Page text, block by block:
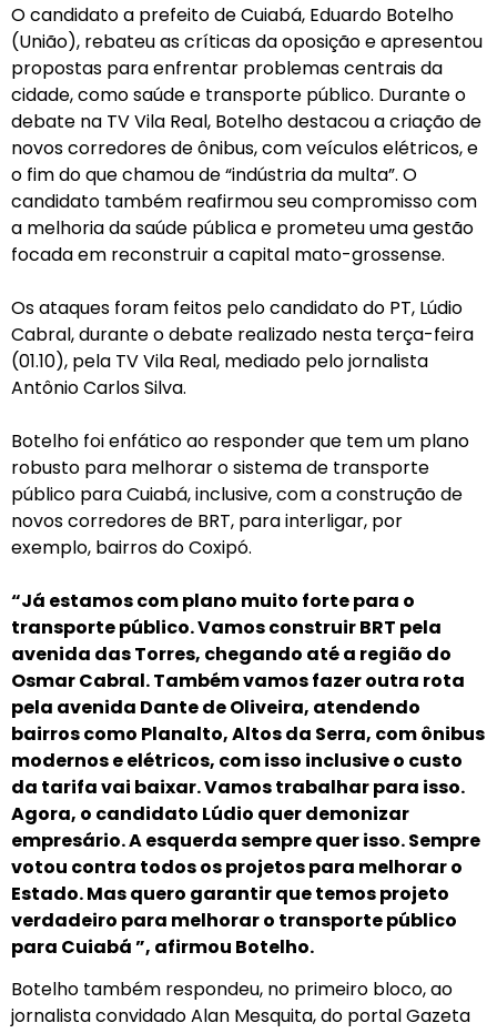
O candidato a prefeito de Cuiabá, Eduardo Botelho
(União), rebateu as críticas da oposição e apresentou
propostas para enfrentar problemas centrais da
cidade, como saúde e transporte público. Durante o
debate na TV Vila Real, Botelho destacou a criação de
novos corredores de ônibus, com veículos elétricos, e
o fim do que chamou de “indústria da multa”. O
candidato também reafirmou seu compromisso com
a melhoria da saúde pública e prometeu uma gestão
focada em reconstruir a capital mato-grossense.
Os ataques foram feitos pelo candidato do PT, Lúdio
Cabral, durante o debate realizado nesta terça-feira
(01.10), pela TV Vila Real, mediado pelo jornalista
Antônio Carlos Silva.
Botelho foi enfático ao responder que tem um plano
robusto para melhorar o sistema de transporte
público para Cuiabá, inclusive, com a construção de
novos corredores de BRT, para interligar, por
exemplo, bairros do Coxipó.
“Já estamos com plano muito forte para o
transporte público. Vamos construir BRT pela
avenida das Torres, chegando até a região do
Osmar Cabral. Também vamos fazer outra rota
pela avenida Dante de Oliveira, atendendo
bairros como Planalto, Altos da Serra, com ônibus
modernos e elétricos, com isso inclusive o custo
da tarifa vai baixar. Vamos trabalhar para isso.
Agora, o candidato Lúdio quer demonizar
empresário. A esquerda sempre quer isso. Sempre
votou contra todos os projetos para melhorar o
Estado. Mas quero garantir que temos projeto
verdadeiro para melhorar o transporte público
para Cuiabá ”, afirmou Botelho.
Botelho também respondeu, no primeiro bloco, ao
jornalista convidado Alan Mesquita, do portal Gazeta